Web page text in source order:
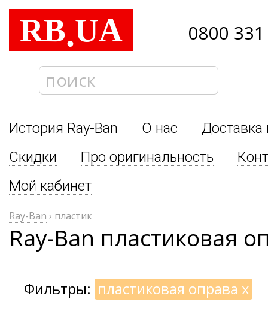
RB.UA 0800
История Ray-Ban О нас
Доставка
Скидки
Про оригинальность
Мой кабинет
Ray-Ban › пластик
Ray-Ban пластиковая
Фильтры: пластиковая оправа x